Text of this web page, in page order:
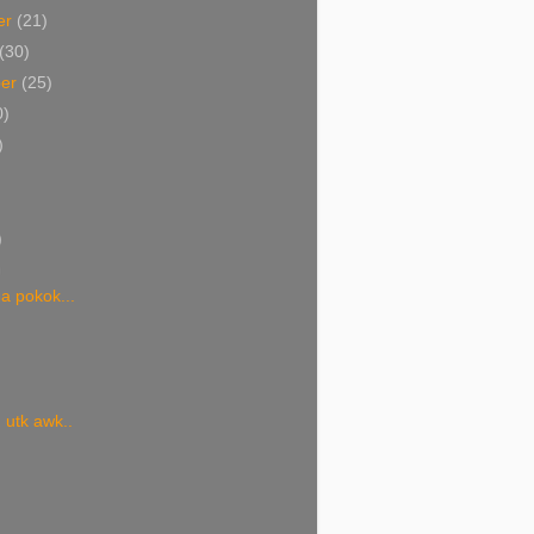
(21)
(30)
(25)
pokok...
awk..